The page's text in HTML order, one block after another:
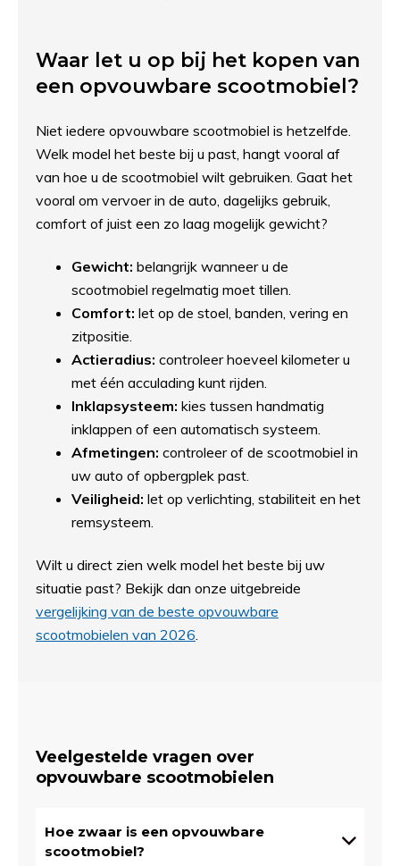
Waar let u op bij het kopen van
een opvouwbare scootmobiel?
Niet iedere opvouwbare scootmobiel is hetzelfde.
Welk model het beste bij u past, hangt vooral af
van hoe u de scootmobiel wilt gebruiken. Gaat het
vooral om vervoer in de auto, dagelijks gebruik,
comfort of juist een zo laag mogelijk gewicht?
Gewicht: belangrijk wanneer u de
scootmobiel regelmatig moet tillen.
Comfort: let op de stoel, banden, vering en
zitpositie.
Actieradius: controleer hoeveel kilometer u
met één acculading kunt rijden.
Inklapsysteem: kies tussen handmatig
inklappen of een automatisch systeem.
Afmetingen: controleer of de scootmobiel in
uw auto of opbergplek past.
Veiligheid: let op verlichting, stabiliteit en het
remsysteem.
Wilt u direct zien welk model het beste bij uw
situatie past? Bekijk dan onze uitgebreide
vergelijking van de beste opvouwbare
scootmobielen van 2026.
Veelgestelde vragen over
opvouwbare scootmobielen
Hoe zwaar is een opvouwbare
scootmobiel?